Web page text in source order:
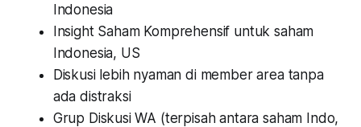
Indonesia
Insight Saham Komprehensif untuk saham
Indonesia, US
Diskusi lebih nyaman di member area tanpa
ada distraksi
Grup Diskusi WA (terpisah antara saham Indo,